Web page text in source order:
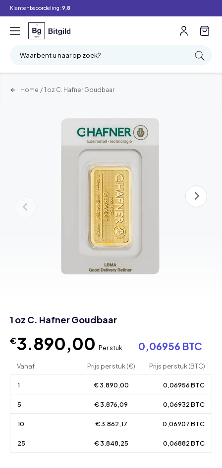
Klantenbeoordeling: 9,8
Waar bent u naar op zoek?
Home / 1 oz C. Hafner Goudbaar
1 oz C. Hafner Goudbaar
€3.890,00 Per stuk 0,06956 BTC
Vanaf Prijs per stuk (€) Prijs per stuk (BTC)
1 € 3.890,00 0,06956 BTC
5 € 3.876,09 0,06932 BTC
10 € 3.862,17 0,06907 BTC
25 € 3.848,25 0,06882 BTC